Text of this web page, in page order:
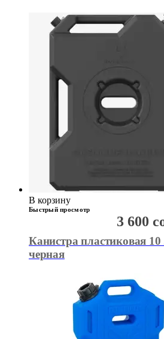
В корзину
Быстрый просмотр
Канистра пластиковая
черная
3 600